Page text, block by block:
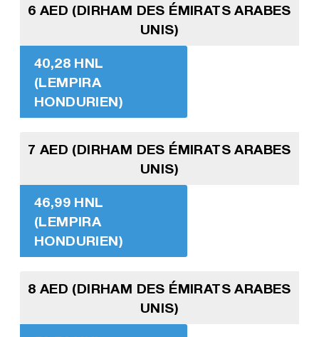
6 AED (DIRHAM DES ÉMIRATS ARABES
UNIS)
40,28 HNL
(LEMPIRA
HONDURIEN)
7 AED (DIRHAM DES ÉMIRATS ARABES
UNIS)
46,99 HNL
(LEMPIRA
HONDURIEN)
8 AED (DIRHAM DES ÉMIRATS ARABES
UNIS)